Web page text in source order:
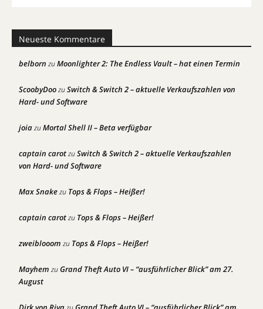
Neueste Kommentare
belborn zuMoonlighter 2: The Endless Vault – hat einen Termin
ScoobyDoozuSwitch & Switch 2 – aktuelle Verkaufszahlen von
Hard- und Software
joiazuMortal Shell II – Beta verfügbar
captain carotzuSwitch & Switch 2 – aktuelle Verkaufszahlen
von Hard- und Software
Max Snakezu Tops & Flops – Heißer!
captain carotzu Tops & Flops – Heißer!
zweiblooom zu Tops & Flops – Heißer!
Mayhem zuGrand Theft Auto VI – “ausführlicher Blick” am 27.
August